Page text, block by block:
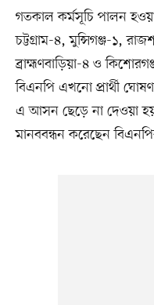
গতকাল কর্মসূচি পালন
চট্টগ্রাম-৪, মুন্সিগঞ্জ-১,
ব্রাহ্মণবাড়িয়া-৪ ও
বিএনপি এখনো প্রার্থী
এ আসন ছেড়ে না দেওয়া
মানববন্ধন করেছেন